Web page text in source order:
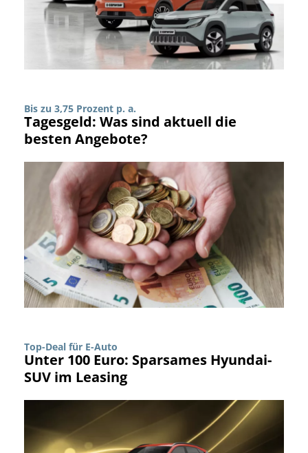
Bis zu 3,75 Prozent p. a.
Tagesgeld: Was sind aktuell die
besten Angebote?
Top-Deal für E-Auto
Unter 100 Euro: Sparsames Hyundai-
SUV im Leasing